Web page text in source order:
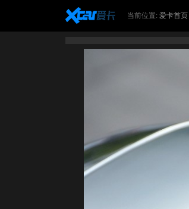
当前位置: 爱卡首页